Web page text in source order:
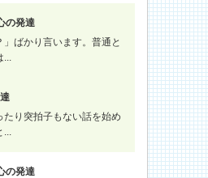
の発達
」ばかり言います。普通と
たり突拍子もない話を始め
の発達